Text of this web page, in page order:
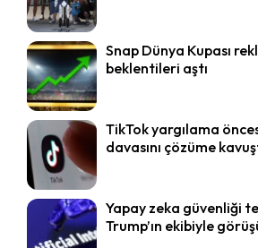
Snap Dünya Kupası
beklentileri aştı
TikTok yargılama
davasını çözüme
Yapay zeka güvenliği
Trump’ın ekibiyle